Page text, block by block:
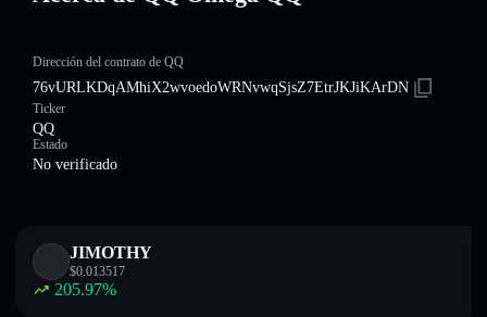
Dirección del contrato de QQ
76vURLKDqAMhiX2wvoedoWRNvwqSjsZ7EtrJKJiKArDN
Ticker
QQ
Estado
No verificado
JIMOTHY
$0.013517
205.97%